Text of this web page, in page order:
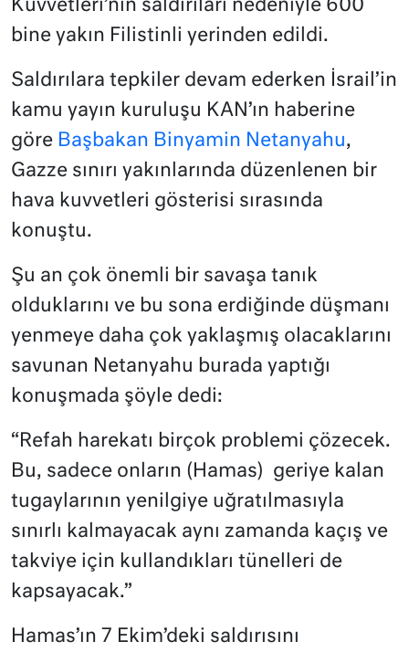
Kuvvetleri’nin saldırıları nedeniyle 600
bine yakın Filistinli yerinden edildi.
Saldırılara tepkiler devam ederken İsrail’in
kamu yayın kuruluşu KAN’ın haberine
göre Başbakan Binyamin Netanyahu,
Gazze sınırı yakınlarında düzenlenen bir
hava kuvvetleri gösterisi sırasında
konuştu.
Şu an çok önemli bir savaşa tanık
olduklarını ve bu sona erdiğinde düşmanı
yenmeye daha çok yaklaşmış olacaklarını
savunan Netanyahu burada yaptığı
konuşmada şöyle dedi:
“Refah harekatı birçok problemi çözecek.
Bu, sadece onların (Hamas) geriye kalan
tugaylarının yenilgiye uğratılmasıyla
sınırlı kalmayacak aynı zamanda kaçış ve
takviye için kullandıkları tünelleri de
kapsayacak.”
Hamas’ın 7 Ekim’deki saldırısını